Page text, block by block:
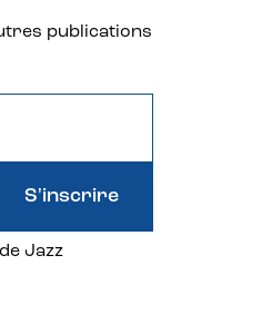
publications
Jazz
S'inscrire